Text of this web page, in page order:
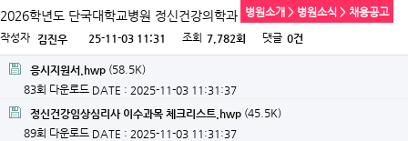
병원소개 > 병원소식 > 채용공고
2026학년도 단국대학교병원 정신건강의학과 수련생 모집
작성자 김진우 25-11-03 11:31 조회 7,782회 댓글 0건
응시지원서.hwp (58.5K)
83회 다운로드 DATE : 2025-11-03 11:31:37
정신건강임상심리사 이수과목 체크리스트.hwp (45.5K)
89회 다운로드 DATE : 2025-11-03 11:31:37